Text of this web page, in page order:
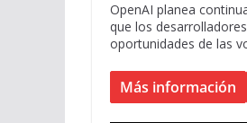
OpenAI planea
que los
oportunidades de las
Más información